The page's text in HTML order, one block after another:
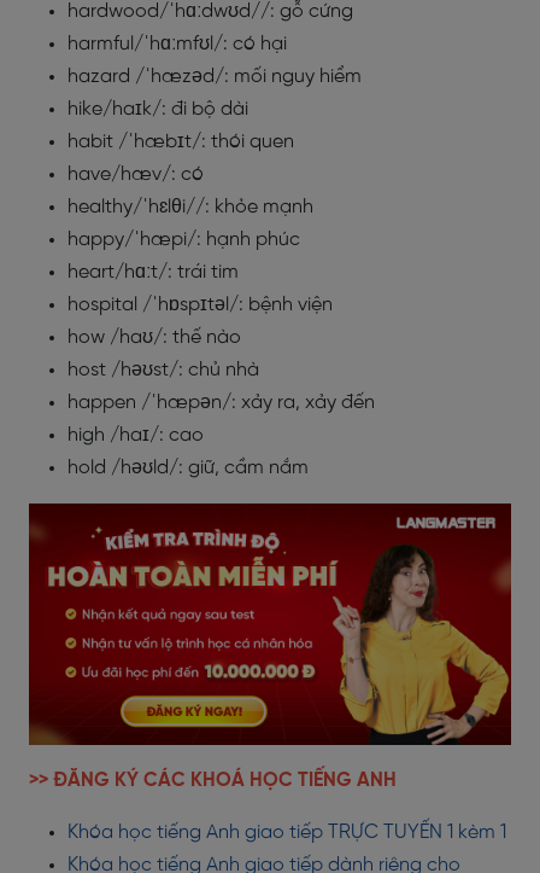
hardwood/ˈhɑːdwʊd//: gỗ cứng
harmful/ˈhɑːmfʊl/: có hại
hazard /ˈhæzəd/: mối nguy hiểm
hike/haɪk/: đi bộ dài
habit /ˈhæbɪt/: thói quen
have/hæv/: có
healthy/ˈhɛlθi//: khỏe mạnh
happy/ˈhæpi/: hạnh phúc
heart/hɑːt/: trái tim
hospital /ˈhɒspɪtəl/: bệnh viện
how /haʊ/: thế nào
host /həʊst/: chủ nhà
happen /ˈhæpən/: xảy ra, xảy đến
high /haɪ/: cao
hold /həʊld/: giữ, cầm nắm
>> ĐĂNG KÝ CÁC KHOÁ HỌC TIẾNG ANH
Khóa học tiếng Anh giao tiếp TRỰC TUYẾN 1 kèm 1
Khóa học tiếng Anh giao tiếp dành riêng cho